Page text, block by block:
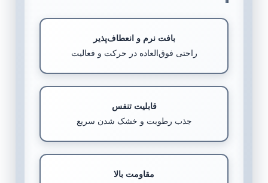
بافت نرم و انعطاف‌پذیر
راحتی فوق‌العاده در حرکت و فعالیت
قابلیت تنفس
جذب رطوبت و خشک شدن سریع
مقاومت بالا